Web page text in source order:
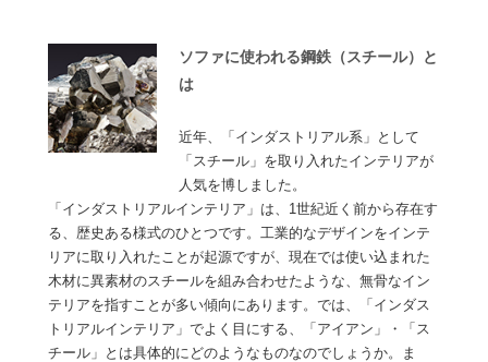
ソファに使われる鋼鉄（スチール）と
は
近年、「インダストリアル系」として
「スチール」を取り入れたインテリアが
人気を博しました。
「インダストリアルインテリア」は、1世紀近く前から存在す
る、歴史ある様式のひとつです。工業的なデザインをインテ
リアに取り入れたことが起源ですが、現在では使い込まれた
木材に異素材のスチールを組み合わせたような、無骨なイン
テリアを指すことが多い傾向にあります。では、「インダス
トリアルインテリア」でよく目にする、「アイアン」・「ス
チール」とは具体的にどのようなものなのでしょうか。ま